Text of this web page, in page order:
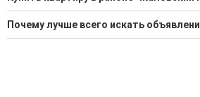
Поможем Купить квартиру в районе
Воспользуйтесь нашим поиском по
Почему лучше всего искать